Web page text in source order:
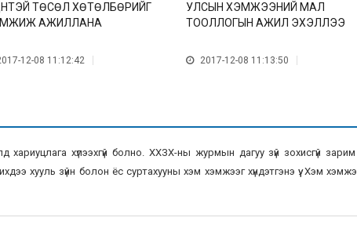
ТӨСӨЛ ХӨТӨЛБӨРИЙГ
АЖИЛЛАНА
12-08 11:12:42
УЛСЫН ХЭМЖЭЭНИЙ МАЛ
ТООЛЛОГЫН АЖИЛ ЭХЭЛЛЭЭ
2017-12-08 11:13:50
хариуцлага хүлээхгүй болно. ХХЗХ-ны журмын дагуу зүй зохисгүй зарим
хууль зүйн болон ёс суртахууны хэм хэмжээг хүндэтгэнэ үү. Хэм